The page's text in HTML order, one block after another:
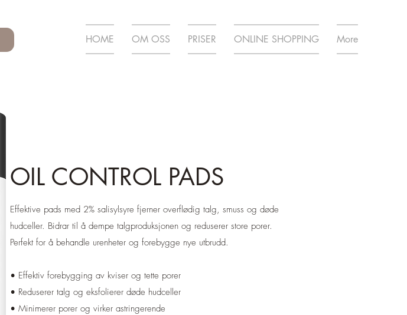
HOME OM OSS PRISER ONLINE SHOPPING More
OIL CONTROL PADS
Effektive pads med 2% salisylsyre fjerner overflødig talg, smuss og døde
hudceller. Bidrar til å dempe talgproduksjonen og reduserer store porer.
Perfekt for å behandle urenheter og forebygge nye utbrudd.
​• Effektiv forebygging av kviser og tette porer
• Reduserer talg og eksfolierer døde hudceller
• Minimerer porer og virker astringerende​